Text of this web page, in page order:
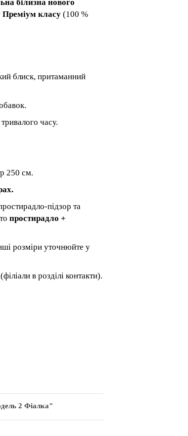
білизна нового
Преміум класу (100 %
блиск, притаманний
часу.
250 см.
підзор та
простирадло +
розміри уточнюйте у
в розділі контакти).
2 Фіалка"